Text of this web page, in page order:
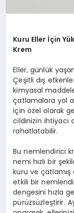
Kuru Eller İçin
Krem
Eller, günlük
Çeşitli dış
kimyasal
çatlamalara yol
için özel olarak
cildinizin ihtiyacı
rahatlatabilir.
Bu nemlendirici
nemi hızlı bir
kuru ve
etkili bir
dengesini hızla
pürüzsüzleştirir.